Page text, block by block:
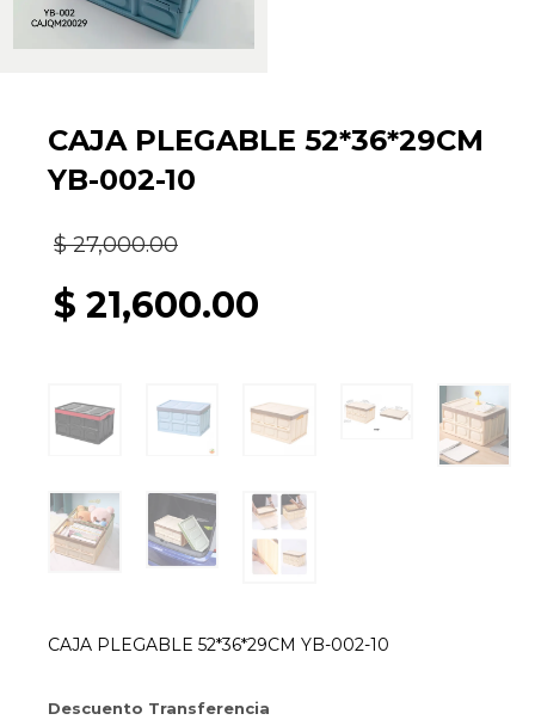
CAJA PLEGABLE 52*36*29CM
YB-002-10
$27,000.00
precio
$ 27,000.00.
$ 21,600.00
precio
actual
es:
$ 21,600.00.
CAJA PLEGABLE 52*36*29CM YB-002-10
Descuento Transferencia